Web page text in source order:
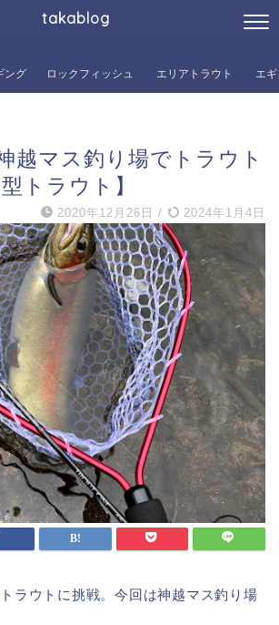
takablog
ング ロックフィッシュ エリアトラウト エ
越マス釣り場でトラウト
トラウト】
2020年12月26日 / 2024年1月4日
ラウトに挑戦。今回は神越マス釣り場